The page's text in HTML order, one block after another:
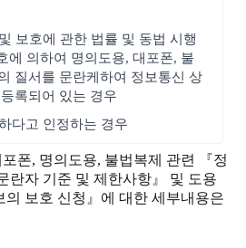
보호에 관한 법률 및 동법 시행
에 의하여 명의도용, 대포폰, 불
질서를 문란케하여 정보통신 상
록되어 있는 경우
다고 인정하는 경우
폰, 명의도용, 불법복제 관련 『정
란자 기준 및 제한사항』 및 도용
의 보호 신청』에 대한 세부내용은